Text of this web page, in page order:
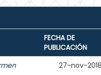
FECHA DE
PUBLICACIÓN
27-nov-2018